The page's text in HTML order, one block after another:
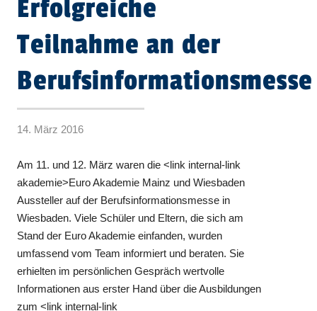
Erfolgreiche
Teilnahme an der
Berufsinformationsmesse
14. März 2016
Am 11. und 12. März waren die <link internal-link
akademie>Euro Akademie Mainz und Wiesbaden
Aussteller auf der Berufsinformationsmesse in
Wiesbaden. Viele Schüler und Eltern, die sich am
Stand der Euro Akademie einfanden, wurden
umfassend vom Team informiert und beraten. Sie
erhielten im persönlichen Gespräch wertvolle
Informationen aus erster Hand über die Ausbildungen
zum <link internal-link